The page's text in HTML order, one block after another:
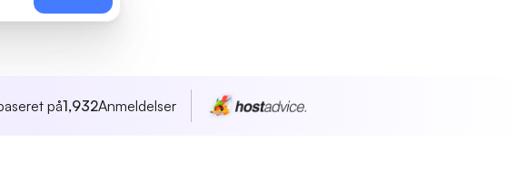
på1,932Anmeldelser